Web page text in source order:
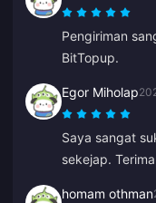
Pengiriman
BitTopup.
Egor Miholap
Saya sangat
sekejap.
homam othman